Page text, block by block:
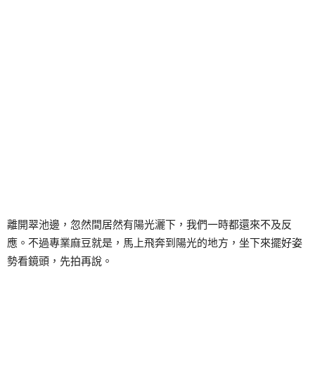
離開翠池邊，忽然間居然有陽光灑下，我們一時都還來不及反
應。不過專業麻豆就是，馬上飛奔到陽光的地方，坐下來擺好姿
勢看鏡頭，先拍再說。